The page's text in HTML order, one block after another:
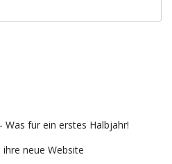
Was für ein erstes Halbjahr!
neue Website